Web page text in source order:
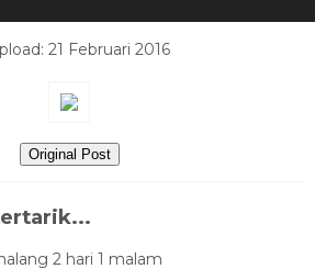
21 Februari 2016
Original Post